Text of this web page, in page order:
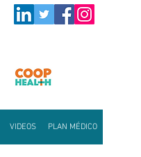
VIDEOS PLAN MÉDICO